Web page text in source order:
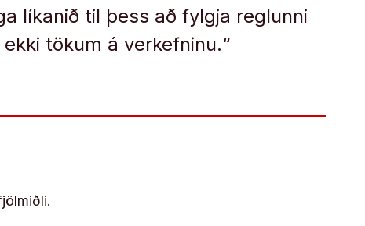
líkanið til þess að fylgja reglunni
tökum á verkefninu.“